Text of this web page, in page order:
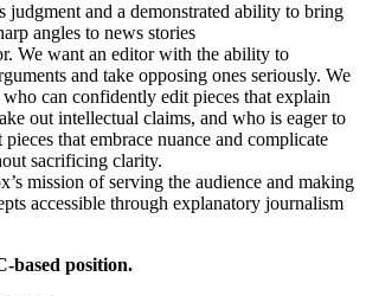
judgment and a demonstrated ability to bring
angles to news stories
We want an editor with the ability to
and take opposing ones seriously. We
can confidently edit pieces that explain
out intellectual claims, and who is eager to
pieces that embrace nuance and complicate
sacrificing clarity.
mission of serving the audience and making
accessible through explanatory journalism
based position.